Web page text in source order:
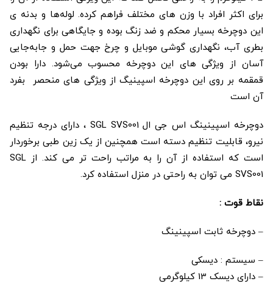
برای اکثر افراد با وزن های مختلف فراهم کرده. لوله‌ها و بدنه ی
این دوچرخه بسیار محکم و ضد زنگ بوده و جایگاهی برای نگهداری
بطری آب، نگهداری گوشی موبایل و چرخ جهت حمل و جابه‌جایی
آسان از ویژگی های این دوچرخه محسوب می‌شود. دارا بودن
قمقمه بر روی این دوچرخه اسپینیگ از ویژگی های منحصر بفرد
آن است
دوچرخه اسپینینگ اس جی ال SGL SVS001 ، دارای درجه تنظیم
نیرو، قابلیت تنظیم دسته است همچنین از یک زین طبی برخوردار
است که استفاده از آن را به مراتب راحت تر می کند. از SGL
SVS001 می توان به راحتی در منزل استفاده کرد.
نقاط قوت :
– دوچرخه ثابت اسپینینگ
– سیستم : دیسکی
– دارای دیسک 13 کیلوگرمی